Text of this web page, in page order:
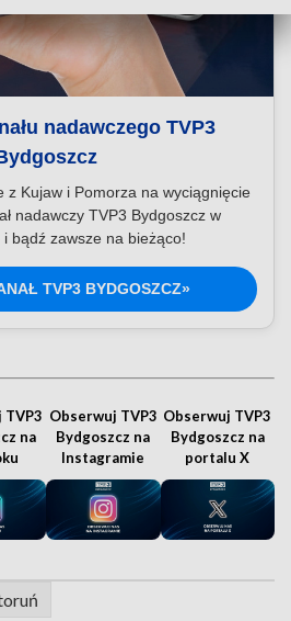
nadawczego TVP3
z Kujaw i Pomorza na wyciągnięcie
nadawczy TVP3 Bydgoszcz w
bądź zawsze na bieżąco!
TVP3 BYDGOSZCZ»
TVP3
na
Obserwuj TVP3
Bydgoszcz na
Instagramie
Obserwuj TVP3
Bydgoszcz na
portalu X